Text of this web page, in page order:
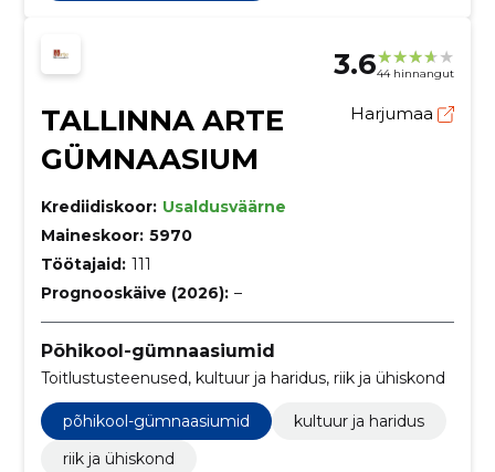
3.644 hinnangut
TALLINNA ARTE
GÜMNAASIUM
Harjumaa
Krediidiskoor: Usaldusväärne
Maineskoor: 5970
Töötajaid: 111
Prognooskäive (2026): –
Põhikool-gümnaasiumid
Toitlustusteenused, kultuur ja haridus, riik ja ühiskond
põhikool-gümnaasiumid
kultuur ja haridus
riik ja ühiskond